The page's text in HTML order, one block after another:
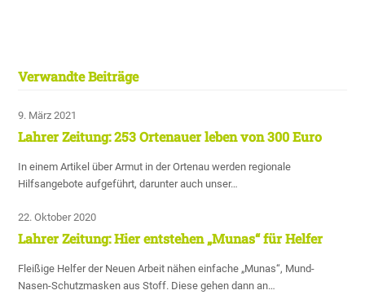
Verwandte Beiträge
9. März 2021
Lahrer Zeitung: 253 Ortenauer leben von 300 Euro
In einem Artikel über Armut in der Ortenau werden regionale
Hilfsangebote aufgeführt, darunter auch unser…
22. Oktober 2020
Lahrer Zeitung: Hier entstehen „Munas“ für Helfer
Fleißige Helfer der Neuen Arbeit nähen einfache „Munas“, Mund-
Nasen-Schutzmasken aus Stoff. Diese gehen dann an…